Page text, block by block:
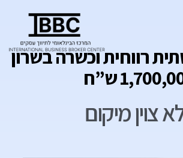
רווחית וכשרה בשרון
ש”ח
צוין מיקום